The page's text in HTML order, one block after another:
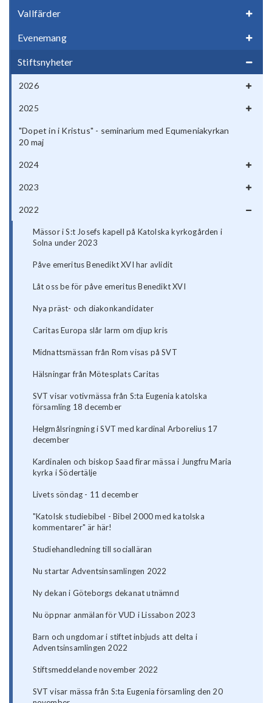
Vallfärder
Evenemang
Stiftsnyheter
2026
2025
"Dopet in i Kristus" - seminarium med Equmeniakyrkan
20 maj
2024
2023
2022
Mässor i S:t Josefs kapell på Katolska kyrkogården i
Solna under 2023
Påve emeritus Benedikt XVI har avlidit
Låt oss be för påve emeritus Benedikt XVI
Nya präst- och diakonkandidater
Caritas Europa slår larm om djup kris
Midnattsmässan från Rom visas på SVT
Hälsningar från Mötesplats Caritas
SVT visar votivmässa från S:ta Eugenia katolska
församling 18 december
Helgmålsringning i SVT med kardinal Arborelius 17
december
Kardinalen och biskop Saad firar mässa i Jungfru Maria
kyrka i Södertälje
Livets söndag - 11 december
"Katolsk studiebibel - Bibel 2000 med katolska
kommentarer" är här!
Studiehandledning till socialläran
Nu startar Adventsinsamlingen 2022
Ny dekan i Göteborgs dekanat utnämnd
Nu öppnar anmälan för VUD i Lissabon 2023
Barn och ungdomar i stiftet inbjuds att delta i
Adventsinsamlingen 2022
Stiftsmeddelande november 2022
SVT visar mässa från S:ta Eugenia församling den 20